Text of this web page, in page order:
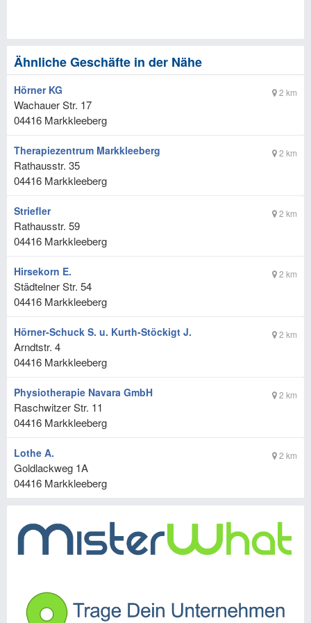
Ähnliche Geschäfte in der Nähe
2 km
Hörner KG
Wachauer Str. 17
04416 Markkleeberg
2 km
Therapiezentrum Markkleeberg
Rathausstr. 35
04416 Markkleeberg
2 km
Striefler
Rathausstr. 59
04416 Markkleeberg
2 km
Hirsekorn E.
Städtelner Str. 54
04416 Markkleeberg
2 km
Hörner-Schuck S. u. Kurth-Stöckigt J.
Arndtstr. 4
04416 Markkleeberg
2 km
Physiotherapie Navara GmbH
Raschwitzer Str. 11
04416 Markkleeberg
2 km
Lothe A.
Goldlackweg 1A
04416 Markkleeberg